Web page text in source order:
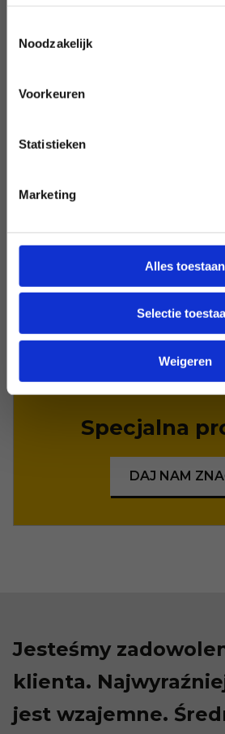
Noodzakelijk
Voorkeuren
Statistieken
Marketing
Alles toestaan
Selectie
Weigeren
Jeśli masz pytanie, które ma
Nasi eksperci zapewnią
Wczesna i późna
godzinami pracy? Podejmij
Specjalna
DAJ NAM
Jesteśmy
klienta.
jest wzajemne.